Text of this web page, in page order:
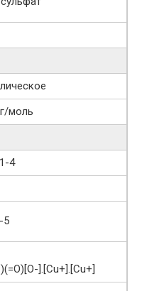
моль
4
5
].[Cu+].[Cu+]